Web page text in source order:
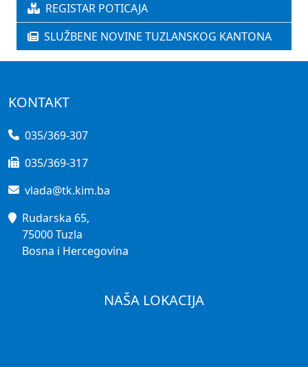
REGISTAR POTICAJA
SLUŽBENE NOVINE TUZLANSKOG KANTONA
KONTAKT
035/369-307
035/369-317
vlada@tk.kim.ba
Rudarska 65,
75000 Tuzla
Bosna i Hercegovina
NAŠA LOKACIJA